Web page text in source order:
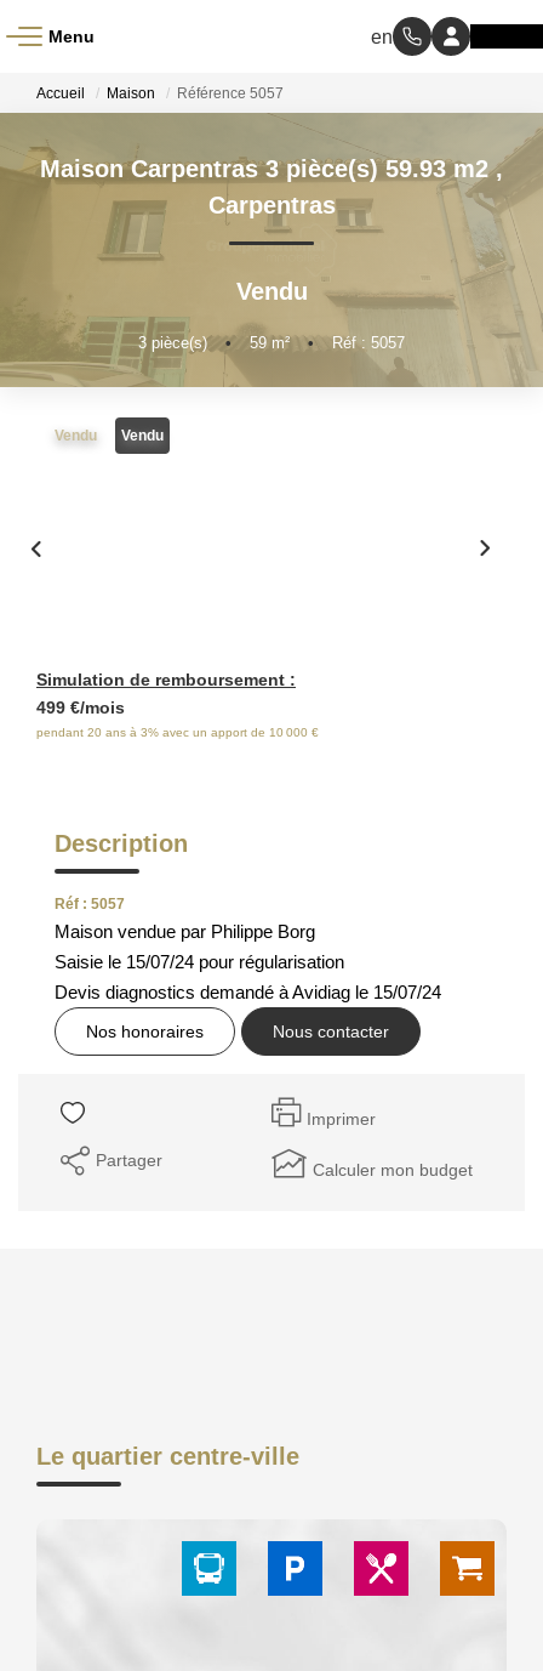
Menu
À LOUER
NOS MÉTIERS
Transaction
Gestion Locative
NOS AVIS CLIENTS CERTIFIÉS
NOS ACTUALITÉS
POLITIQUE DE CONFIDENTIALITÉ
GESTION DES COOKIES
MENTIONS LÉGALES
Accueil Maison Référence 5057
Maison Carpentras 3 pièce(s) 59.93 m2,
Carpentras
Vendu
3 pièce(s) • 59 m² • Réf : 5057
Vendu Vendu
Simulation de remboursement :
499 €/mois
pendant 20 ans à 3% avec un apport de 10 000 €
Description
Réf : 5057
Maison vendue par Philippe Borg
Saisie le 15/07/24 pour régularisation
Devis diagnostics demandé à Avidiag le 15/07/24
Nos honoraires Nous contacter
Imprimer
Partager Calculer mon budget
Le quartier centre-ville